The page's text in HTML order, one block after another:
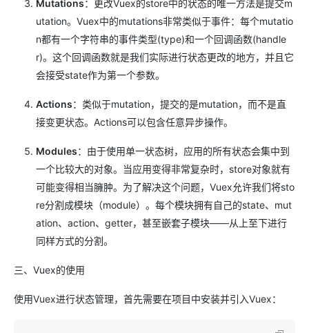
Mutations：更改Vuex的store中的状态的唯一方法是提交m
utation。Vuex中的mutations非常类似于事件：每个mutatio
n都有一个字符串的事件类型(type)和一个回调函数(handle
r)。这个回调函数就是我们实际进行状态更改的地方，并且它
会接受state作为第一个参数。
Actions：类似于mutation，提交的是mutation，而不是直
接变更状态。Actions可以包含任意异步操作。
Modules：由于使用单一状态树，应用的所有状态会集中到
一个比较大的对象。当应用变得非常复杂时，store对象就有
可能变得相当臃肿。为了解决这个问题，Vuex允许我们将sto
re分割成模块（module）。每个模块拥有自己的state、mut
ation、action、getter，甚至嵌套子模块——从上至下进行
同样方式的分割。
三、Vuex的使用
使用Vuex进行状态管理，首先需要在项目中安装并引入Vuex：